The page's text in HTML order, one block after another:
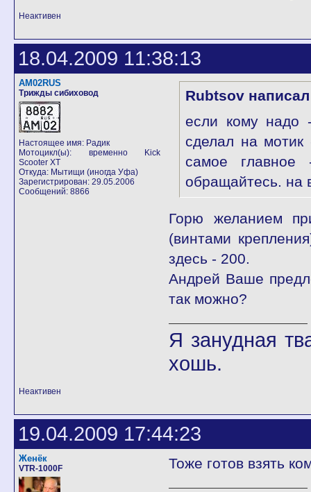
Неактивен
18.04.2009 11:38:13
AM02RUS
Трижды сибиховод
Настоящее имя: Радик
Мотоцикл(ы): временно Kick
Scooter XT
Откуда: Мытищи (иногда Уфа)
Зарегистрирован: 29.05.2006
Сообщений: 8866
Rubtsov
если кому надо
сделал на
самое
обращайтесь. на
Горю желанием
(винтами
здесь - 200.
Андрей Ваше
так можно?
Я занудная
хошь.
Неактивен
19.04.2009 17:44:23
Женёк
VTR-1000F Тоже готов взять